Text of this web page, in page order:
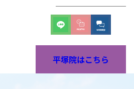
平塚院はこちら